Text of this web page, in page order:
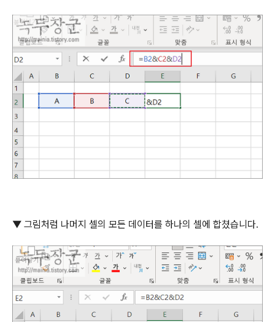
▼ 그림처럼 나머지 셀의 모든 데이터를 하나의 셀에 합쳤습니다.